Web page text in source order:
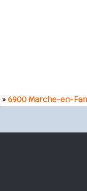
»6900 Marche-en-